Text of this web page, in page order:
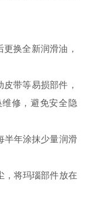
换全新润滑油，
带等易损部件，
修，避免安全隐
半年涂抹少量润滑
，将玛瑙部件放在